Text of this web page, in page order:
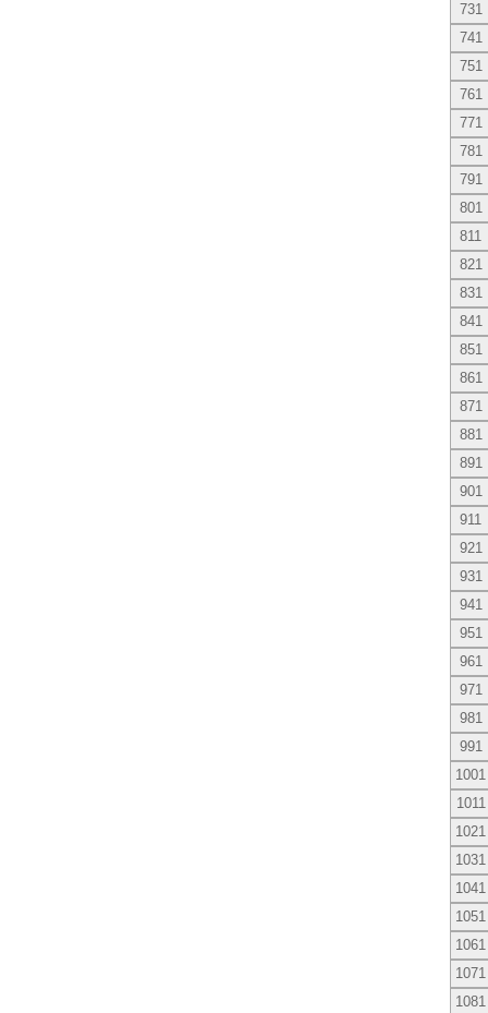
731
741
751
761
771
781
791
801
811
821
831
841
851
861
871
881
891
901
911
921
931
941
951
961
971
981
991
1001
1011
1021
1031
1041
1051
1061
1071
1081